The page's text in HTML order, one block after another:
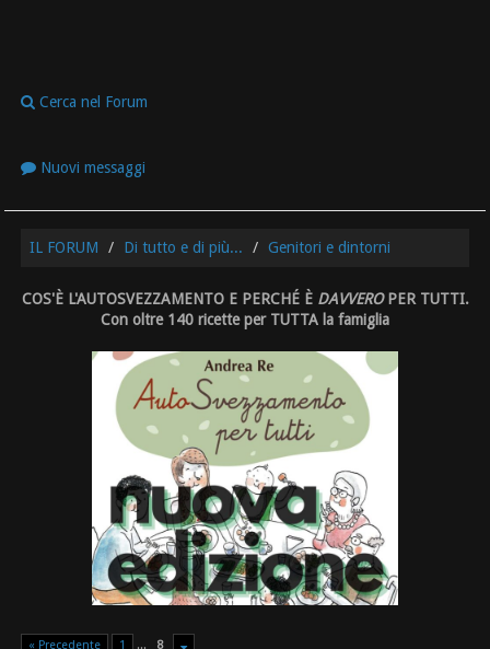
Cerca nel Forum
Nuovi messaggi
IL FORUM Di tutto e di più... Genitori e dintorni
COS'È L'AUTOSVEZZAMENTO E PERCHÉ È DAVVEROPER TUTTI.
Con oltre 140 ricette per TUTTA la famiglia
« Precedente 1 ... 8